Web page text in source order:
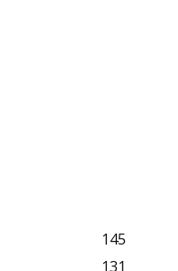
145
131